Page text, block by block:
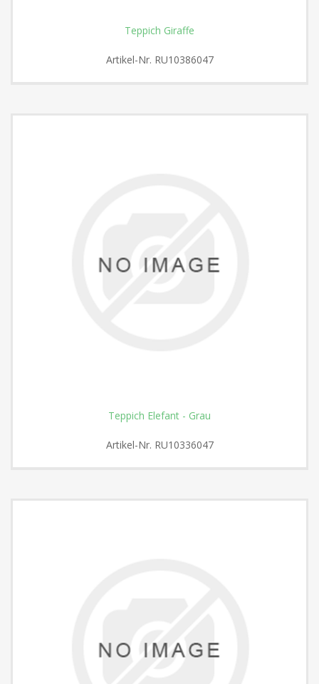
Teppich Giraffe
Artikel-Nr. RU10386047
Teppich Elefant - Grau
Artikel-Nr. RU10336047